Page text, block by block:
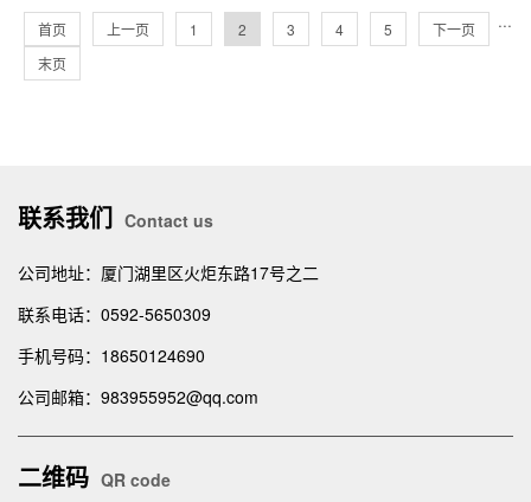
首页 上一页 1 2 3 4 5 ···
下一页
末页
联系我们 Contact us
公司地址：厦门湖里区火炬东路17号之二
联系电话：0592-5650309
手机号码：18650124690
公司邮箱：983955952@qq.com
二维码 QR code